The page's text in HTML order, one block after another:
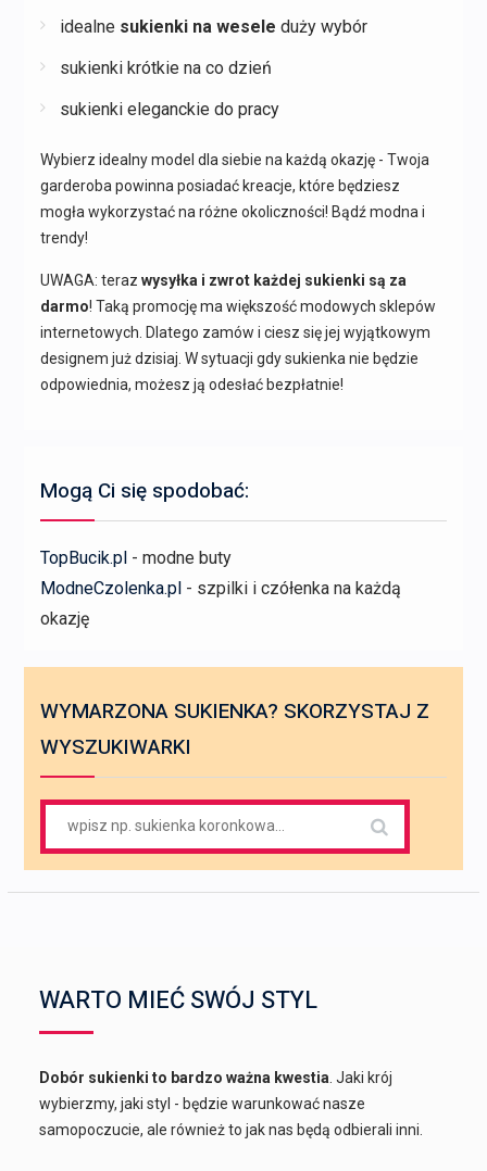
idealne sukienki na wesele duży wybór
sukienki krótkie na co dzień
sukienki eleganckie do pracy
Wybierz idealny model dla siebie na każdą okazję - Twoja
garderoba powinna posiadać kreacje, które będziesz
mogła wykorzystać na różne okoliczności! Bądź modna i
trendy!
UWAGA: teraz wysyłka i zwrot każdej sukienki są za
darmo! Taką promocję ma większość modowych sklepów
internetowych. Dlatego zamów i ciesz się jej wyjątkowym
designem już dzisiaj. W sytuacji gdy sukienka nie będzie
odpowiednia, możesz ją odesłać bezpłatnie!
Mogą Ci się spodobać:
TopBucik.pl- modne buty
ModneCzolenka.pl- szpilki i czółenka na każdą
okazję
WYMARZONA SUKIENKA? SKORZYSTAJ Z
WYSZUKIWARKI
for:
WARTO MIEĆ SWÓJ STYL
Dobór sukienki to bardzo ważna kwestia . Jaki krój
wybierzmy, jaki styl - będzie warunkować nasze
samopoczucie, ale również to jak nas będą odbierali inni.